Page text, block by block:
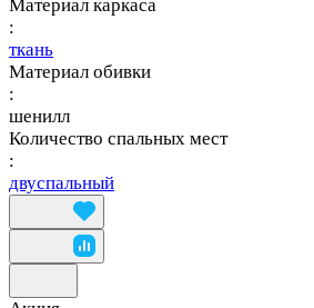
Материал каркаса
:
ткань
Материал обивки
:
шенилл
Количество спальных мест
:
двуспальный